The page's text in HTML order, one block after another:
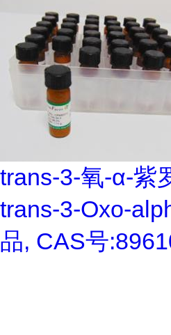
trans-3-氧-α-紫
trans-3-Oxo-
品, CAS号